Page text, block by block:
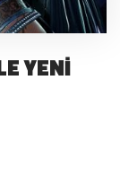
YENI